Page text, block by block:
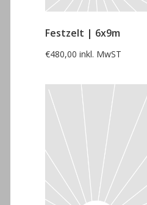
Festzelt | 6x9m
€480,00 inkl. MwST